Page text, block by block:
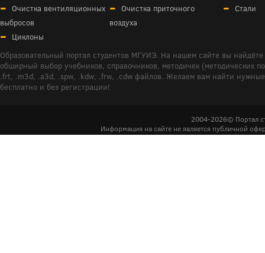
Очистка вентиляционных
выбросов
Очистка приточного
воздуха
Циклоны
Стали
Образовательный портал студентов МГУИЭ. На нашем сайте вы
обширный выбор учебников, справочников, методичек (методических
.frt, .m3d, .a3d, .spw, .kdw, .frw, .cdw файлов. Желаем вам найти
бесплатно и без регистрации!
2004-2026© Портал
Информация на сайте не является публичной